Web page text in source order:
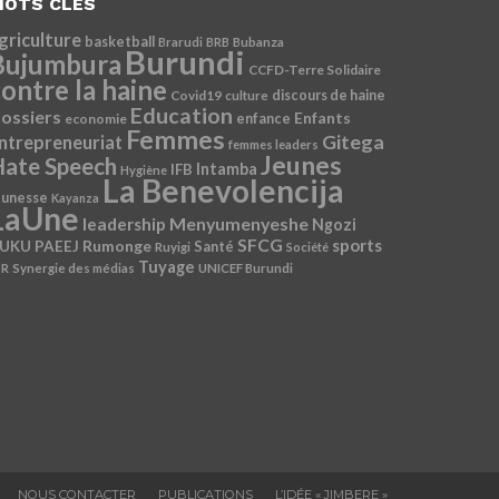
basketball Brarudi BRB Bubanza
Burundi CCFD-Terre Solidaire
la haine Covid19 culture discours de haine
economie Education enfance Enfants
Femmes femmes leaders Gitega
Speech Hygiène IFB Intamba Jeunes
Kayanza La Benevolencija
leadership Menyumenyeshe Ngozi
PAEEJ Rumonge Ruyigi Santé SFCG Société sports
Synergie des médias Tuyage UNICEF Burundi
NOUS CONTACTER PUBLICATIONS L’IDÉE « JIMBERE »